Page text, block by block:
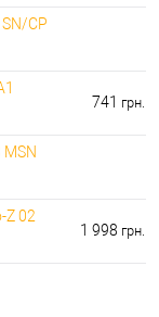
CP
741 грн.
MSN
Z 02
1 998 грн.